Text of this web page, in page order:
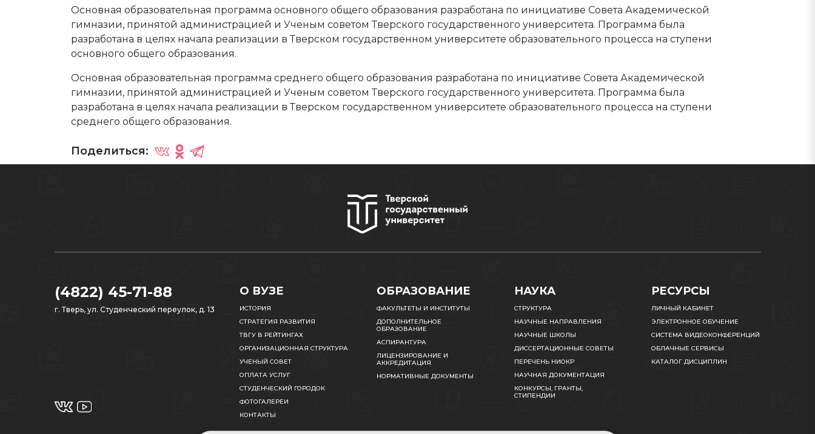
Основная образовательная программа основного общего образования разработана по инициативе Совета Академической
гимназии, принятой администрацией и Ученым советом Тверского государственного университета. Программа была
разработана в целях начала реализации в Тверском государственном университете образовательного процесса на ступени
основного общего образования.
Основная образовательная программа среднего общего образования разработана по инициативе Совета Академической
гимназии, принятой администрацией и Ученым советом Тверского государственного университета. Программа была
разработана в целях начала реализации в Тверском государственном университете образовательного процесса на ступени
среднего общего образования.
Поделиться:
(4822) 45-71-88
г. Тверь, ул. Студенческий переулок, д. 13
О ВУЗЕ
ИСТОРИЯ
СТРАТЕГИЯ РАЗВИТИЯ
ТВГУ В РЕЙТИНГАХ
ОРГАНИЗАЦИОННАЯ СТРУКТУРА
УЧЕНЫЙ СОВЕТ
ОПЛАТА УСЛУГ
СТУДЕНЧЕСКИЙ ГОРОДОК
ФОТОГАЛЕРЕИ
КОНТАКТЫ
ОБРАЗОВАНИЕ
ФАКУЛЬТЕТЫ И ИНСТИТУТЫ
ДОПОЛНИТЕЛЬНОЕ
ОБРАЗОВАНИЕ
АСПИРАНТУРА
ЛИЦЕНЗИРОВАНИЕ И
АККРЕДИТАЦИЯ
НОРМАТИВНЫЕ ДОКУМЕНТЫ
НАУКА
СТРУКТУРА
НАУЧНЫЕ НАПРАВЛЕНИЯ
НАУЧНЫЕ ШКОЛЫ
ДИССЕРТАЦИОННЫЕ СОВЕТЫ
ПЕРЕЧЕНЬ НИОКР
НАУЧНАЯ ДОКУМЕНТАЦИЯ
КОНКУРСЫ, ГРАНТЫ,
СТИПЕНДИИ
РЕСУРСЫ
ЛИЧНЫЙ КАБИНЕТ
ЭЛЕКТРОННОЕ ОБУЧЕНИЕ
СИСТЕМА ВИДЕОКОНФЕРЕНЦИЙ
ОБЛАЧНЫЕ СЕРВИСЫ
КАТАЛОГ ДИСЦИПЛИН